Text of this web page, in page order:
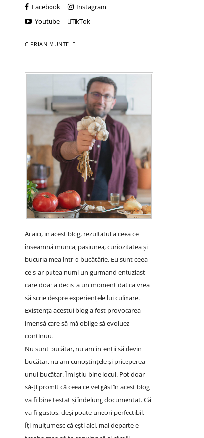
Facebook
Instagram
Youtube
TikTok
CIPRIAN MUNTELE
Ai aici, în acest blog, rezultatul a ceea ce
înseamnă munca, pasiunea, curiozitatea și
bucuria mea într-o bucătărie. Eu sunt ceea
ce s-ar putea numi un gurmand entuziast
care doar a decis la un moment dat că vrea
să scrie despre experiențele lui culinare.
Existența acestui blog a fost provocarea
imensă care să mă oblige să evoluez
continuu.
Nu sunt bucătar, nu am intenții să devin
bucătar, nu am cunoștințele și priceperea
unui bucătar. Îmi știu bine locul. Pot doar
să-ți promit că ceea ce vei găsi în acest blog
va fi bine testat și îndelung documentat. Că
va fi gustos, deși poate uneori perfectibil.
Îți mulțumesc că ești aici, mai departe e